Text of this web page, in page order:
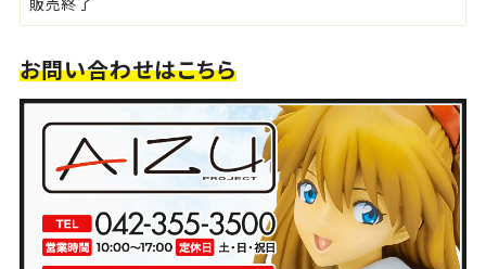
販売終了
お問い合わせはこちら